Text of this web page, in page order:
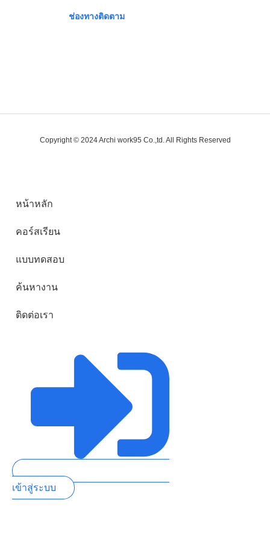
ช่องทางติดตาม
Copyright © 2024 Archi work95 Co.,td. All Rights Reserved
หน้าหลัก
คอร์สเรียน
แบบทดสอบ
ค้นหางาน
ติดต่อเรา
เข้าสู่ระบบ